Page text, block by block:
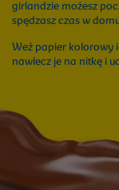
girlandzie możesz
spędzasz czas w
Weź papier kolorowy
nawlecz je na nitkę i